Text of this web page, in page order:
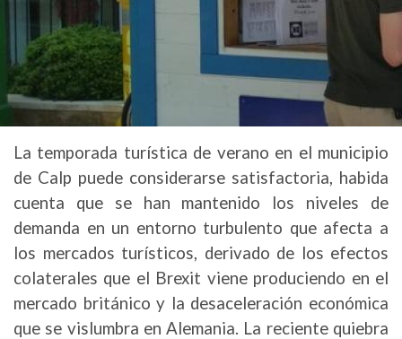
La temporada turística de verano en el municipio
de Calp puede considerarse satisfactoria, habida
cuenta que se han mantenido los niveles de
demanda en un entorno turbulento que afecta a
los mercados turísticos, derivado de los efectos
colaterales que el Brexit viene produciendo en el
mercado británico y la desaceleración económica
que se vislumbra en Alemania. La reciente quiebra